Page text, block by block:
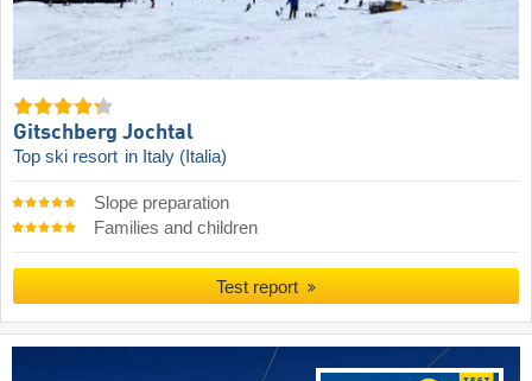
Gitschberg Jochtal
Top ski resort in Italy (Italia)
Slope preparation
Families and children
Test report